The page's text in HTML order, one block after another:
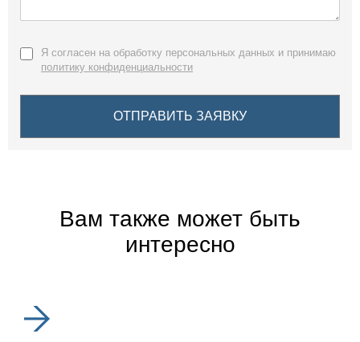
Я согласен на обработку персональных данных и принимаю
политику конфиденциальности
Вам также может быть
интересно